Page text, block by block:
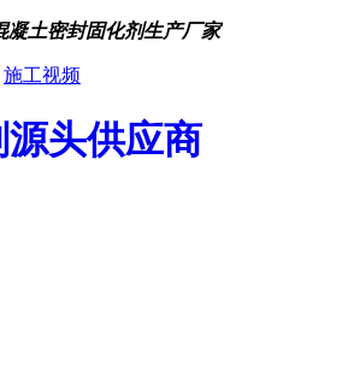
凝土密封固化剂生产厂家
施工视频